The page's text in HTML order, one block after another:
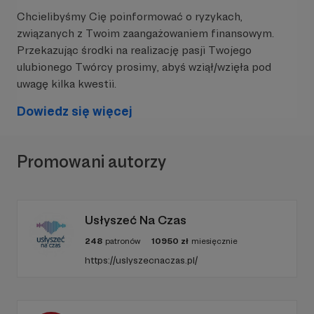
Państwowa Komisja ds. przeciwdziałania
wykorzystaniu seksualnemu małoletnich poniżej
lat 15. (PKDP) czy Miasto Stołeczne Warszawa.
Fundacja „Instytut Cyfrowego
Obywatelstwa”to niezależny ośrodek
z perspektywy zdrowia publicznego. Prowadzimy
Chcielibyśmy Cię poinformować o ryzykach,
związanych z Twoim zaangażowaniem finansowym.
Przekazując środki na realizację pasji Twojego
ulubionego Twórcy prosimy, abyś wziął/wzięła pod
uwagę kilka kwestii.
Dowiedz się więcej
Promowani autorzy
Usłyszeć Na Czas
248 patronów 10950 zł miesięcznie
https://uslyszecnaczas.pl/